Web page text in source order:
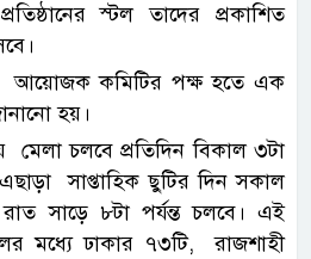
স্টল তাদের প্রকাশিত
আয়োজক কমিটির পক্ষ হতে এক
হয়।
মেলা চলবে প্রতিদিন বিকাল ৩টা
সাপ্তাহিক ছুটির দিন সকাল
সাড়ে ৮টা পর্যন্ত চলবে। এই
মধ্যে ঢাকার ৭৩টি, রাজশাহী